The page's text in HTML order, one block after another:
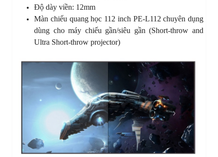
Độ dày viền: 12mm
Màn chiếu quang học 112 inch PE-L112 chuyên dụng
dùng cho máy chiếu gần/siêu gần (Short-throw and
Ultra Short-throw projector)